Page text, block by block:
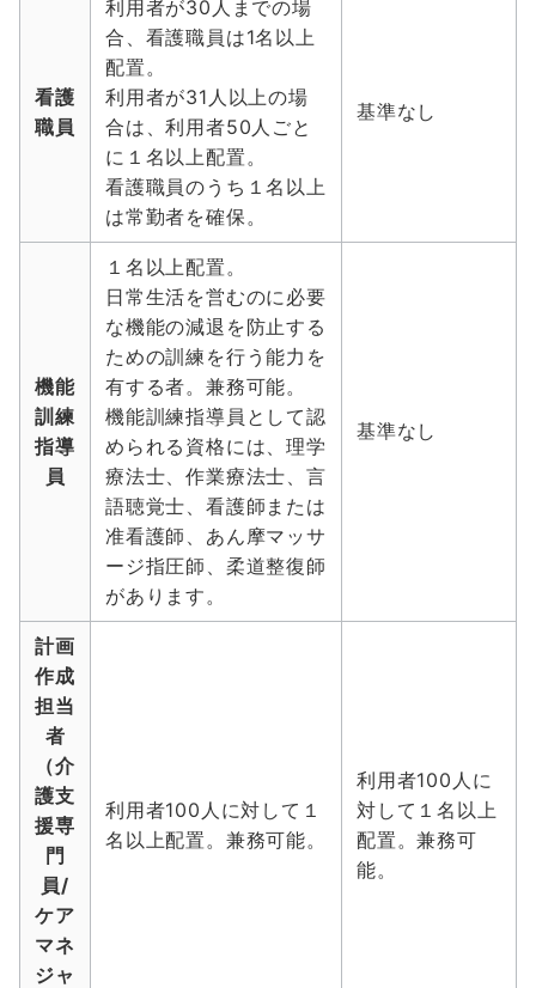
看護
職員
利用者が30人までの場
合、看護職員は1名以上
配置。
利用者が31人以上の場
合は、利用者50人ごと
に１名以上配置。
看護職員のうち１名以上
は常勤者を確保。
基準なし
機能
訓練
指導
員
１名以上配置。
日常生活を営むのに必要
な機能の減退を防止する
ための訓練を行う能力を
有する者。兼務可能。
機能訓練指導員として認
められる資格には、理学
療法士、作業療法士、言
語聴覚士、看護師または
准看護師、あん摩マッサ
ージ指圧師、柔道整復師
があります。
基準なし
計画
作成
担当
者
（介
護支
援専
門
員/
ケア
マネ
ジャ
利用者100人に対して１
名以上配置。兼務可能。
利用者100人に
対して１名以上
配置。兼務可
能。